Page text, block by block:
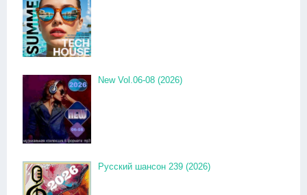
New Vol.06-08 (2026)
Русский шансон 239 (2026)